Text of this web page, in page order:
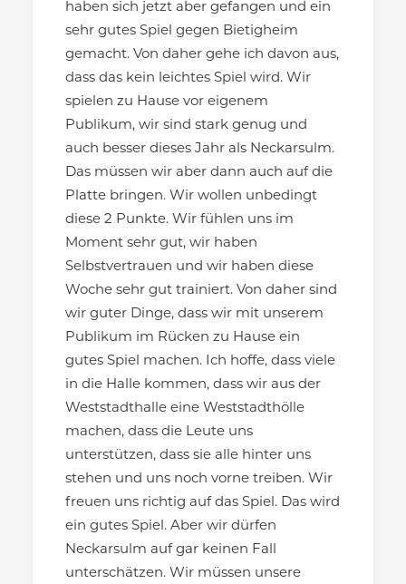
haben sich jetzt aber gefangen und ein
sehr gutes Spiel gegen Bietigheim
gemacht. Von daher gehe ich davon aus,
dass das kein leichtes Spiel wird. Wir
spielen zu Hause vor eigenem
Publikum, wir sind stark genug und
auch besser dieses Jahr als Neckarsulm.
Das müssen wir aber dann auch auf die
Platte bringen. Wir wollen unbedingt
diese 2 Punkte. Wir fühlen uns im
Moment sehr gut, wir haben
Selbstvertrauen und wir haben diese
Woche sehr gut trainiert. Von daher sind
wir guter Dinge, dass wir mit unserem
Publikum im Rücken zu Hause ein
gutes Spiel machen. Ich hoffe, dass viele
in die Halle kommen, dass wir aus der
Weststadthalle eine Weststadthölle
machen, dass die Leute uns
unterstützen, dass sie alle hinter uns
stehen und uns noch vorne treiben. Wir
freuen uns richtig auf das Spiel. Das wird
ein gutes Spiel. Aber wir dürfen
Neckarsulm auf gar keinen Fall
unterschätzen. Wir müssen unsere